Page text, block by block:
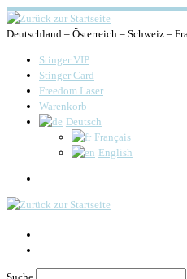
Deutschland – Österreich – Schweiz –
Stinger VIP
Stinger Card
Freedom Laser
Warenkorb
Deutsch
Français
English